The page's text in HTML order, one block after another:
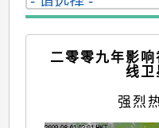
二零零九年影
线卫
强烈